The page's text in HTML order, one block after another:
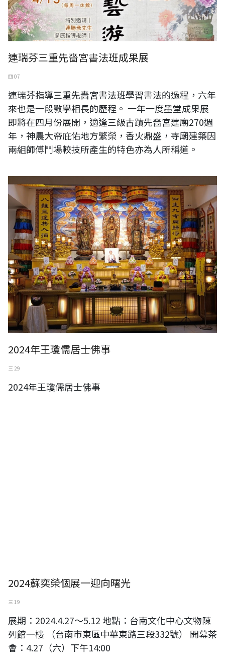
連瑞芬三重先嗇宮書法班成果展
四 07
連瑞芬指導三重先嗇宮書法班學習書法的過程，六年
來也是一段斆學相長的歷程。 一年一度墨堂成果展
即將在四月份展開，適逢三級古蹟先嗇宮建廟270週
年，神農大帝庇佑地方繁榮，香火鼎盛，寺廟建築因
兩組師傅鬥場較技所產生的特色亦為人所稱道。
2024年王瓊儒居士佛事
三 29
2024年王瓊儒居士佛事
2024蘇奕榮個展一迎向曙光
三 19
展期：2024.4.27～5.12 地點：台南文化中心文物陳
列館一樓 （台南市東區中華東路三段332號） 開幕茶
會：4.27（六）下午14:00